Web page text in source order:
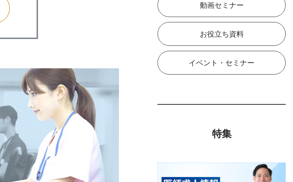
動画セミナー
お役立ち資料
イベント・セミナー
特集